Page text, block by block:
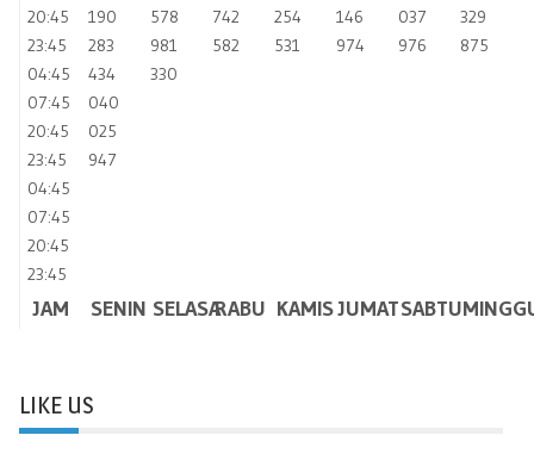
20:45
190 578 742 254 146 037
329
23:45
283 981 582 531 974 976
875
04:45
434
330
07:45
040
20:45
025
23:45
947
04:45
07:45
20:45
23:45
JAM SENIN SELASARABU KAMISJUMATSABTU
LIKE US